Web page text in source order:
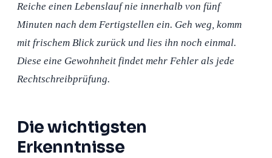
Reiche einen Lebenslauf nie innerhalb von fünf
Minuten nach dem Fertigstellen ein. Geh weg, komm
mit frischem Blick zurück und lies ihn noch einmal.
Diese eine Gewohnheit findet mehr Fehler als jede
Rechtschreibprüfung.
Die wichtigsten
Erkenntnisse